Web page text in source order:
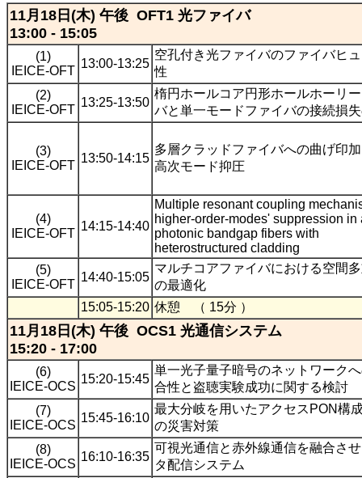
11月18日(木) 午後 OFT1 光ファイバ
13:00 - 15:05
(1)
IEICE-OFT
13:00-13:25
空孔付き光ファイバのファイバヒ
性
(2)
IEICE-OFT
13:25-13:50
楕円ホールコア円形ホールホーリ
バと単一モードファイバの接続損
(3)
IEICE-OFT
13:50-14:15
多層クラッドファイバへの曲げ印
高次モード抑圧
(4)
IEICE-OFT
14:15-14:40
Multiple resonant coupling
higher-order-modes' suppression in
photonic bandgap fibers with
heterostructured cladding
(5)
IEICE-OFT
14:40-15:05
マルチコアファイバにおける空間
の最適化
15:05-15:20 休憩 （ 15分 ）
11月18日(木) 午後 OCS1 光通信システム
15:20 - 17:00
(6)
IEICE-OCS
15:20-15:45
単一光子量子暗号のネットワーク
合性と盗聴実験成功に関する検討
(7)
IEICE-OCS
15:45-16:10
最大分岐を用いたアクセスPON構
の災害対策
(8)
IEICE-OCS
16:10-16:35
可視光通信と赤外線通信を融合さ
タ配信システム